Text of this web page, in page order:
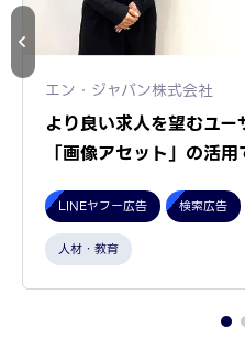
エン・ジャパン株式会社
より良い求人を望むユー
「画像アセット」の活
LINEヤフー広告 検索広告
人材・教育